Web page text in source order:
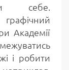
себе.
Академії
і робити